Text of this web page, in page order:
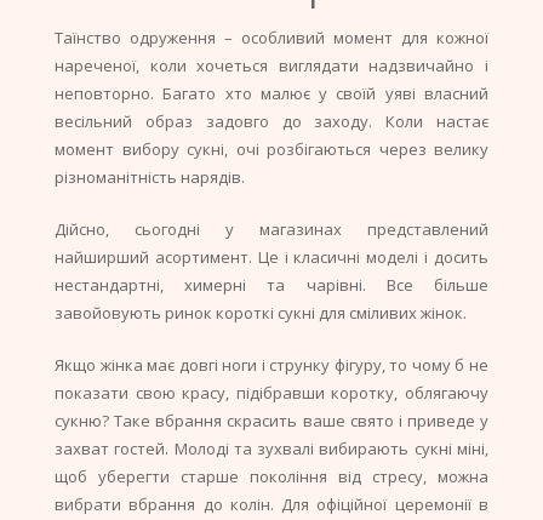
Таїнство одруження – особливий момент для кожної
нареченої, коли хочеться виглядати надзвичайно і
неповторно. Багато хто малює у своїй уяві власний
весільний образ задовго до заходу. Коли настає
момент вибору сукні, очі розбігаються через велику
різноманітність нарядів.
Дійсно, сьогодні у магазинах представлений
найширший асортимент. Це і класичні моделі і досить
нестандартні, химерні та чарівні. Все більше
завойовують ринок короткі сукні для сміливих жінок.
Якщо жінка має довгі ноги і струнку фігуру, то чому б не
показати свою красу, підібравши коротку, облягаючу
сукню? Таке вбрання скрасить ваше свято і приведе у
захват гостей. Молоді та зухвалі вибирають сукні міні,
щоб уберегти старше покоління від стресу, можна
вибрати вбрання до колін. Для офіційної церемонії в